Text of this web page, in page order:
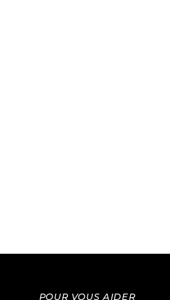
POUR VOUS AIDER